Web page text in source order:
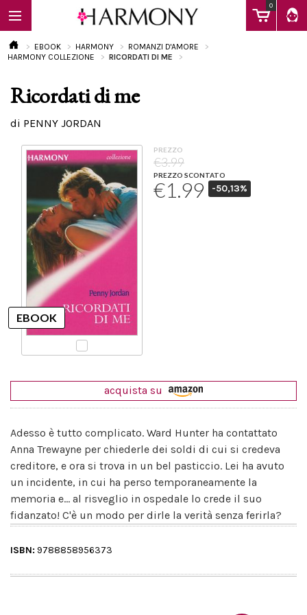
0
EBOOK
EBOOK HARMONY
ROMANZI D'AMORE
HARMONY COLLEZIONE
RICORDATI DI ME
Ricordati di me
di PENNY JORDAN
PREZZO
€3.99
PREZZO SCONTATO
€1.99 -50,13%
acquista su
Adesso è tutto complicato. Ward Hunter ha contattato
Anna Trewayne per chiederle dei soldi di cui si credeva
creditore, e ora si trova in un bel pasticcio. Lei ha avuto
un incidente, in cui ha perso temporaneamente la
memoria e... al risveglio in ospedale lo crede il suo
fidanzato! C'è un modo per dirle la verità senza ferirla?
ISBN: 9788858956373